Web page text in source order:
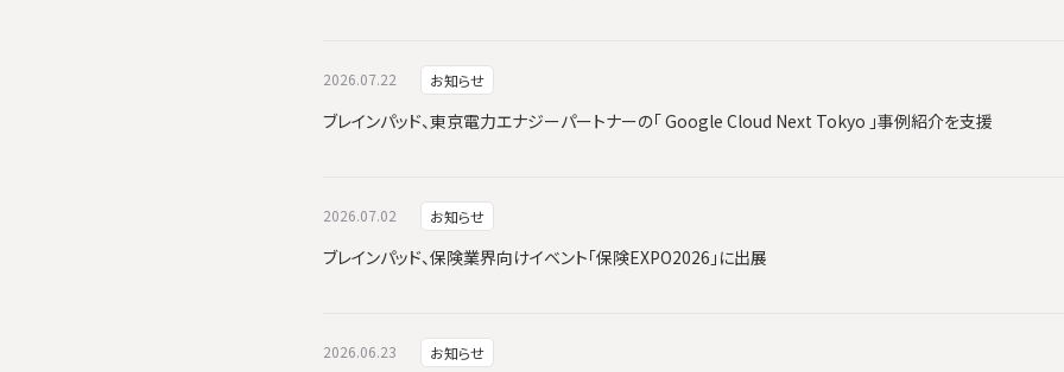
2026.07.22 お知らせ
ブレインパッド、東京電力エナジーパートナーの「 Google Cloud Next Tokyo 」事例紹介を支援
2026.07.02 お知らせ
ブレインパッド、保険業界向けイベント「保険EXPO2026」に出展
2026.06.23 お知らせ